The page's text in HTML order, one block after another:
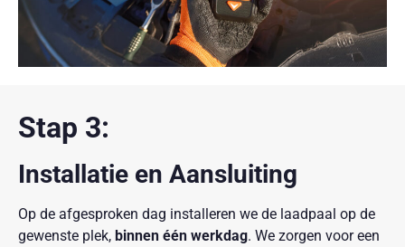
Stap 3:
Installatie en Aansluiting
Op de afgesproken dag installeren we de laadpaal op de
gewenste plek, binnen één werkdag. We zorgen voor een